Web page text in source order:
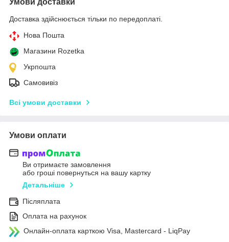
Доставка здійснюється тільки по передоплаті.
Нова Пошта
Магазини Rozetka
Укрпошта
Самовивіз
Всі умови доставки
Умови оплати
Ви отримаєте замовлення
або гроші повернуться на вашу картку
Детальніше
Післяплата
Оплата на рахунок
Онлайн-оплата карткою Visa, Mastercard - LiqPay